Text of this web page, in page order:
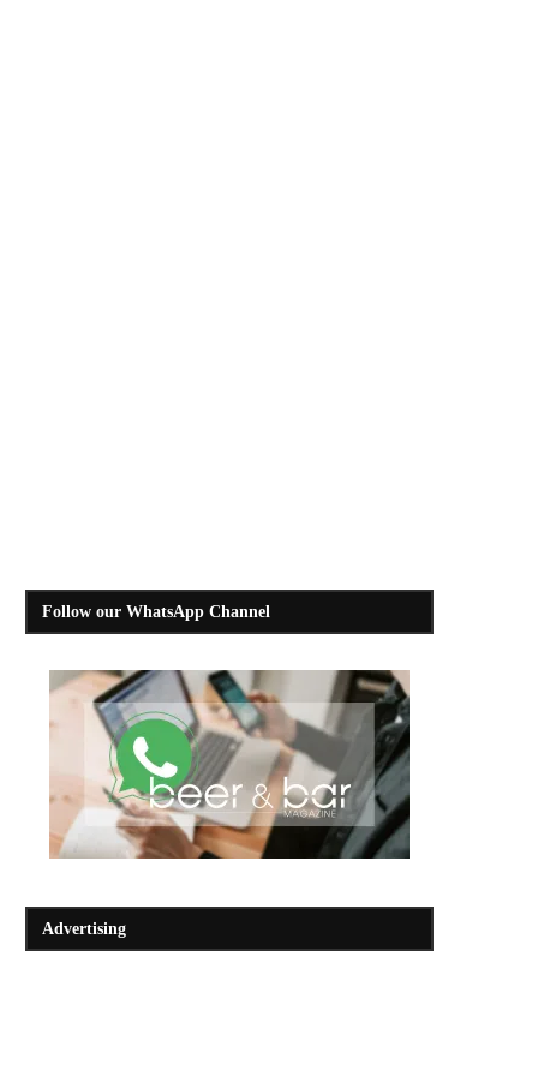
Follow our WhatsApp Channel
Advertising